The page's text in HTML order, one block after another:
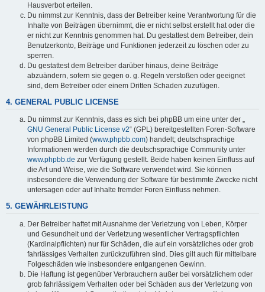
Hausverbot erteilen.
Du nimmst zur Kenntnis, dass der Betreiber keine Verantwortung für die
Inhalte von Beiträgen übernimmt, die er nicht selbst erstellt hat oder die
er nicht zur Kenntnis genommen hat. Du gestattest dem Betreiber, dein
Benutzerkonto, Beiträge und Funktionen jederzeit zu löschen oder zu
sperren.
Du gestattest dem Betreiber darüber hinaus, deine Beiträge
abzuändern, sofern sie gegen o. g. Regeln verstoßen oder geeignet
sind, dem Betreiber oder einem Dritten Schaden zuzufügen.
4. GENERAL PUBLIC LICENSE
Du nimmst zur Kenntnis, dass es sich bei phpBB um eine unter der „
GNU General Public License v2“ (GPL) bereitgestellten Foren-Software
von phpBB Limited (www.phpbb.com) handelt; deutschsprachige
Informationen werden durch die deutschsprachige Community unter
www.phpbb.de zur Verfügung gestellt. Beide haben keinen Einfluss auf
die Art und Weise, wie die Software verwendet wird. Sie können
insbesondere die Verwendung der Software für bestimmte Zwecke nicht
untersagen oder auf Inhalte fremder Foren Einfluss nehmen.
5. GEWÄHRLEISTUNG
Der Betreiber haftet mit Ausnahme der Verletzung von Leben, Körper
und Gesundheit und der Verletzung wesentlicher Vertragspflichten
(Kardinalpflichten) nur für Schäden, die auf ein vorsätzliches oder grob
fahrlässiges Verhalten zurückzuführen sind. Dies gilt auch für mittelbare
Folgeschäden wie insbesondere entgangenen Gewinn.
Die Haftung ist gegenüber Verbrauchern außer bei vorsätzlichem oder
grob fahrlässigem Verhalten oder bei Schäden aus der Verletzung von